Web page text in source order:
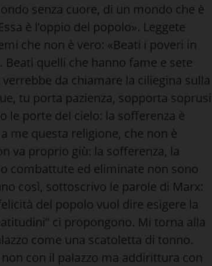
senza cuore, di un mondo che è
è l’oppio del popolo». Leggete
che non è vero: «Beati i poveri in
quelli che hanno fame e sete
da chiamare la ciliegina sulla
tu porta pazienza, sopporta soprusi
le porte del cielo: la sofferenza è
me questa religione, che non è
va proprio giù: la sofferenza, la
combattute ed eliminate non sono
così, sottoscrivo le parole di Marx:
del popolo vuol dire esigere la
ci propongono. Mi torna alla
come una scatoletta di tonno.
con il palazzo ma addirittura con